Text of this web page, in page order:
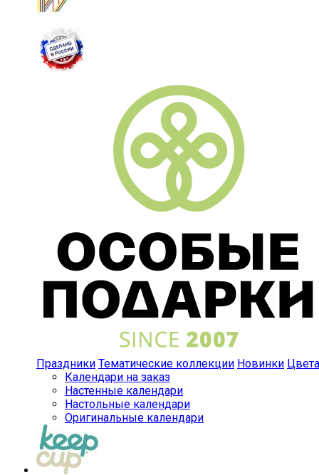
Праздники Тематические коллекции Новинки Цвета
Календари на заказ
Настенные календари
Настольные календари
Оригинальные календари